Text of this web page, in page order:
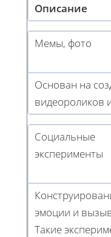
Описание
Мемы, фото
Основан на
видеороликов
Социальные
эксперименты
эмоции и
Такие